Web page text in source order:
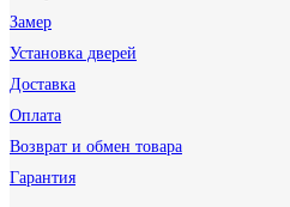
Замер
Установка дверей
Доставка
Оплата
Возврат и обмен товара
Гарантия